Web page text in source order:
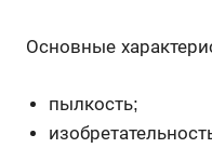
Основные
пылкость;